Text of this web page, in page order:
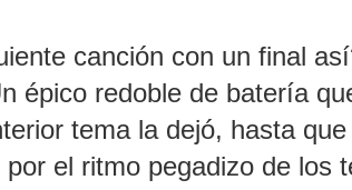
canción con un final
épico redoble de batería
tema la dejó, hasta
el ritmo pegadizo de los